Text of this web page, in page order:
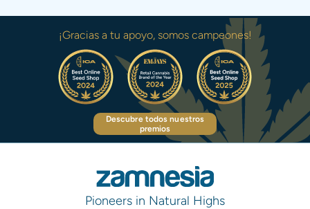
¡Gracias a tu apoyo, somos campeones!
Descubre todos nuestros
premios
Pioneers in Natural Highs